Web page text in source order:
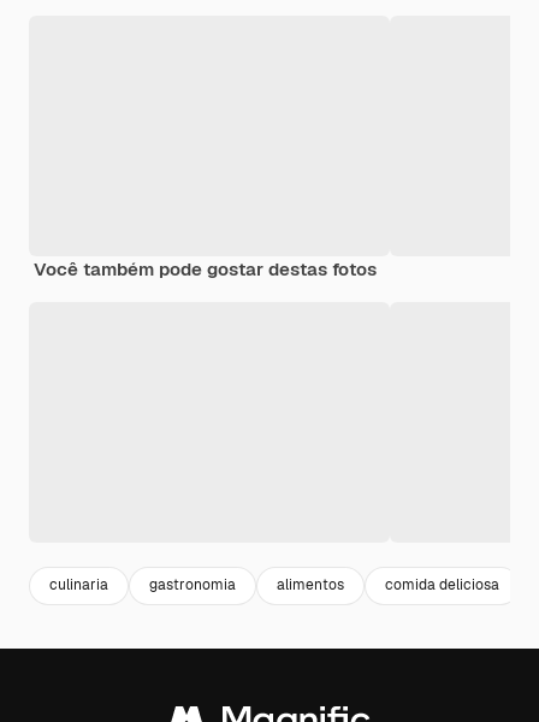
Você também pode gostar destas fotos
culinaria gastronomia alimentos comida deliciosa